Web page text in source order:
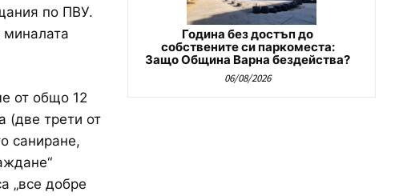
по ПВУ.
от общо 12
(две трети от
саниране,
„все добре
Година без достъп до
собствените си паркоместа:
Защо Община Варна бездейства?
06/08/2026